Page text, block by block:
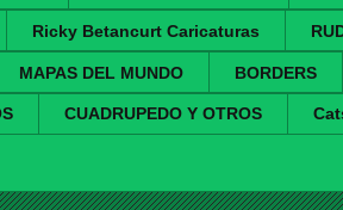
Ricky Betancurt Caricaturas
MAPAS DEL MUNDO BORDERS
CUADRUPEDO Y OTROS